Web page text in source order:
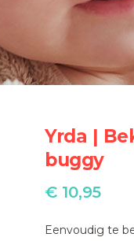
Yrda |
buggy
€ 10,95
Eenvoudig te